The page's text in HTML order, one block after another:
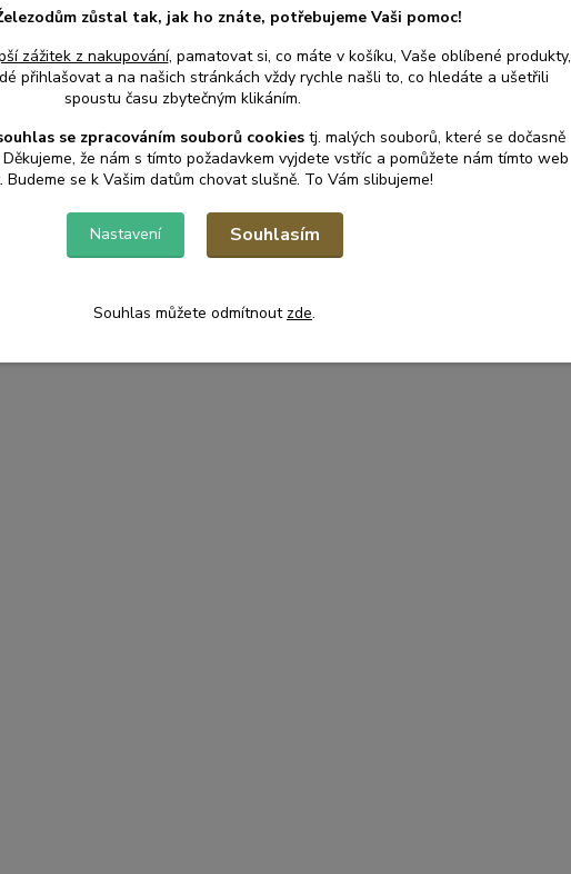
zůstal tak, jak ho znáte, potřebujeme Vaši pomoc!
zážitek z nakupování, pamatovat si, co máte v košíku, Vaše oblíbené produkty,
přihlašovat a na našich stránkách vždy rychle našli to, co hledáte a ušetřili
spoustu času zbytečným klikáním.
se zpracováním souborů cookies tj. malých souborů, které se dočasně
že nám s tímto požadavkem vyjdete vstříc a pomůžete nám tímto web
Budeme se k Vašim datům chovat slušně. To Vám slibujeme!
Nastavení Souhlasím
Souhlas můžete odmítnout zde.